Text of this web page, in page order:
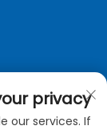
privacy
our services. If